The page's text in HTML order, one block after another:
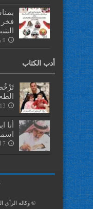
فخر
9 يوليو، 2025
أدب الكتاب
13 أغسطس، 2025
أنا
7 أبريل، 2025
© وكالة الرأي